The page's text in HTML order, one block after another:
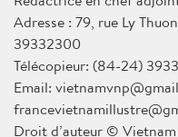
Adresse : 79, rue Ly
39332300
Télécopieur: (84-24)
Email:
Droit d’auteur ©